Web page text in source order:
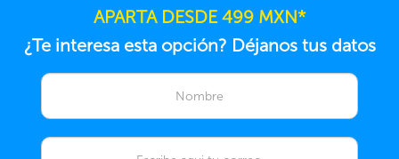
APARTA DESDE 499 MXN*
¿Te interesa esta opción? Déjanos tus datos